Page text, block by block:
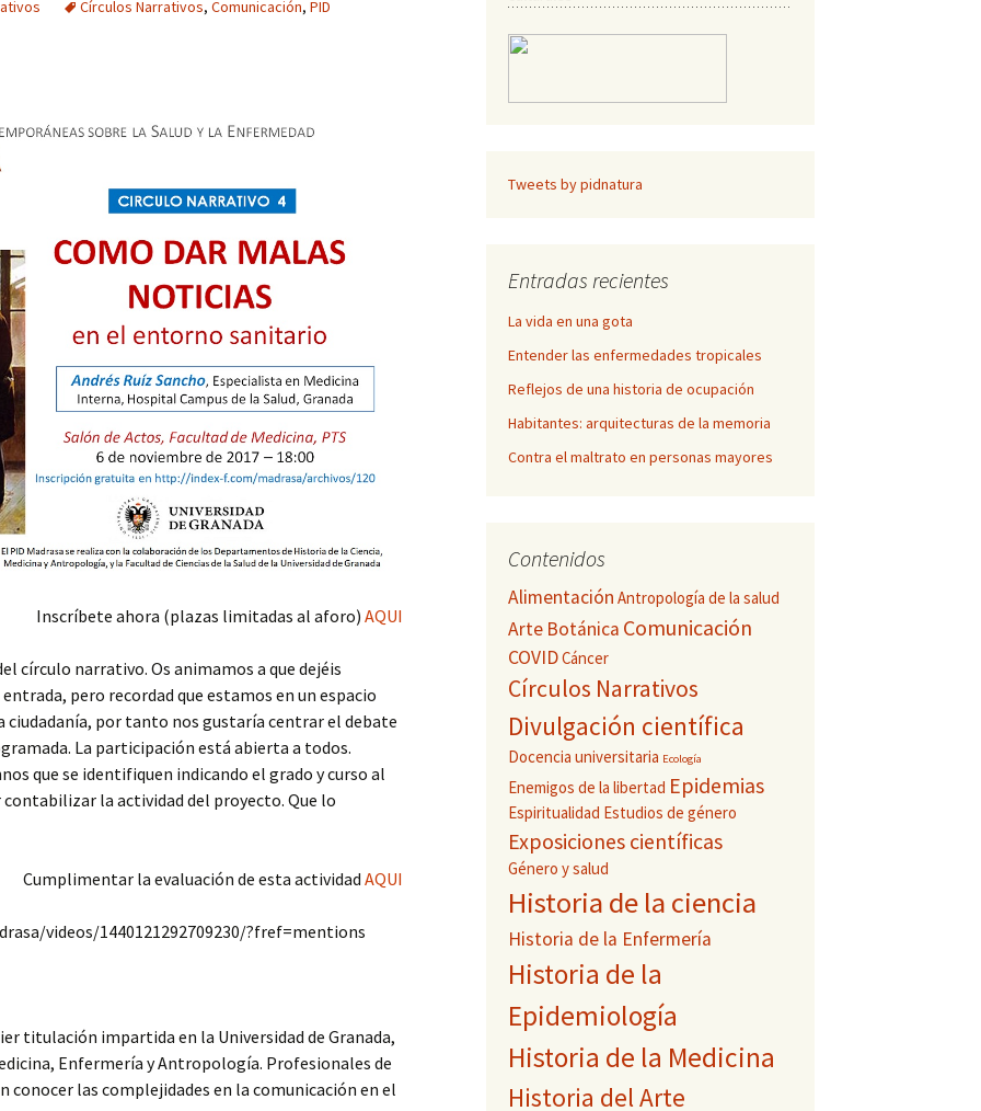
de la
de San Juan
Real de
de
Fargue
rutas del agua
silencio:
de
por la flora
del Avellano
de Granada
al Herbario
de
de la
guiada a la
Universitaria
Círculos Narrativos, Comunicación, PID
Inscríbete ahora (plazas limitadas al aforo) AQUI
círculo narrativo. Os animamos a que dejéis
pero recordad que estamos en un espacio
ciudadanía, por tanto nos gustaría centrar el debate
La participación está abierta a todos.
que se identifiquen indicando el grado y curso al
la actividad del proyecto. Que lo
Cumplimentar la evaluación de esta actividad AQUI
videos/1440121292709230/?fref=mentions
titulación impartida en la Universidad de Granada,
Enfermería y Antropología. Profesionales de
conocer las complejidades en la comunicación en el
Tweets by pidnatura
Entradas recientes
La vida en una gota
Entender las enfermedades tropicales
Reflejos de una historia de ocupación
Habitantes: arquitecturas de la memoria
Contra el maltrato en personas mayores
Contenidos
Alimentación Antropología de la salud
Arte Botánica Comunicación
COVIDCáncer
Círculos Narrativos
Divulgación científica
Docencia universitaria Ecología
Enemigos de la libertad Epidemias
Espiritualidad Estudios de género
Exposiciones científicas
Género y salud
Historia de la ciencia
Historia de la Enfermería
Historia de la
Epidemiología
Historia de la Medicina
Historia del Arte